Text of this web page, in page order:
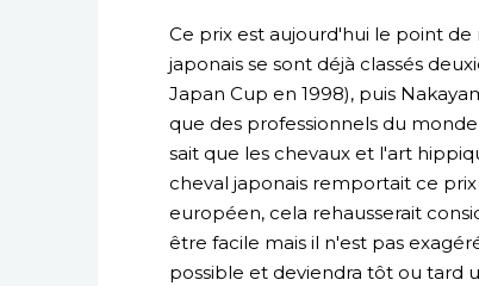
Ce prix est aujourd'hui le point
japonais se sont déjà classés
Japan Cup en 1998), puis
que des professionnels du
sait que les chevaux et l'art
cheval japonais remportait ce
européen, cela rehausserait
être facile mais il n'est pas
possible et deviendra tôt ou tard